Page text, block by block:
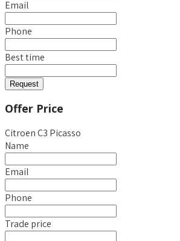
Email
Phone
Best time
Request
Offer Price
Citroen C3 Picasso
Name
Email
Phone
Trade price